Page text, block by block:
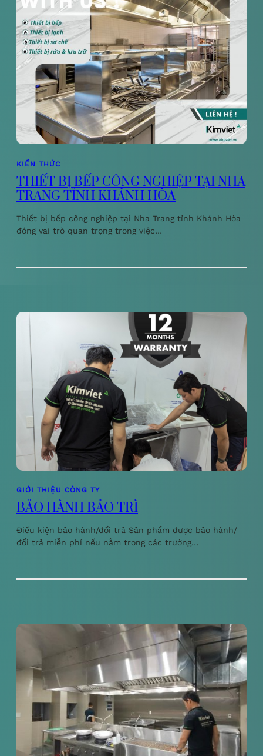
KIẾN THỨC
THIẾT BỊ BẾP CÔNG NGHIỆP TẠI NHA
TRANG TỈNH KHÁNH HÒA
Thiết bị bếp công nghiệp tại Nha Trang tỉnh Khánh Hòa
đóng vai trò quan trọng trong việc…
GIỚI THIỆU CÔNG TY
BẢO HÀNH BẢO TRÌ
Điều kiện bảo hành/đổi trả Sản phẩm được bảo hành/
đổi trả miễn phí nếu nằm trong các trường…